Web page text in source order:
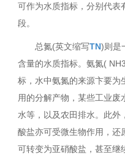
可作为水质指标，分别代表
段。
总氮(英文缩写TN)则是
含量的水质指标。氨氮(
标，水中氨氮的来源卞要为
用的分解产物，某些工业
水等，以及农田排水。此外
酸盐亦可受微生物作用，还
可转变为亚硝酸盐，甚至继